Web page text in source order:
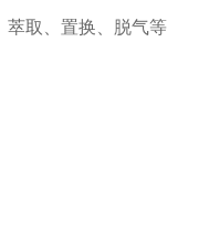
取、置换、脱气等